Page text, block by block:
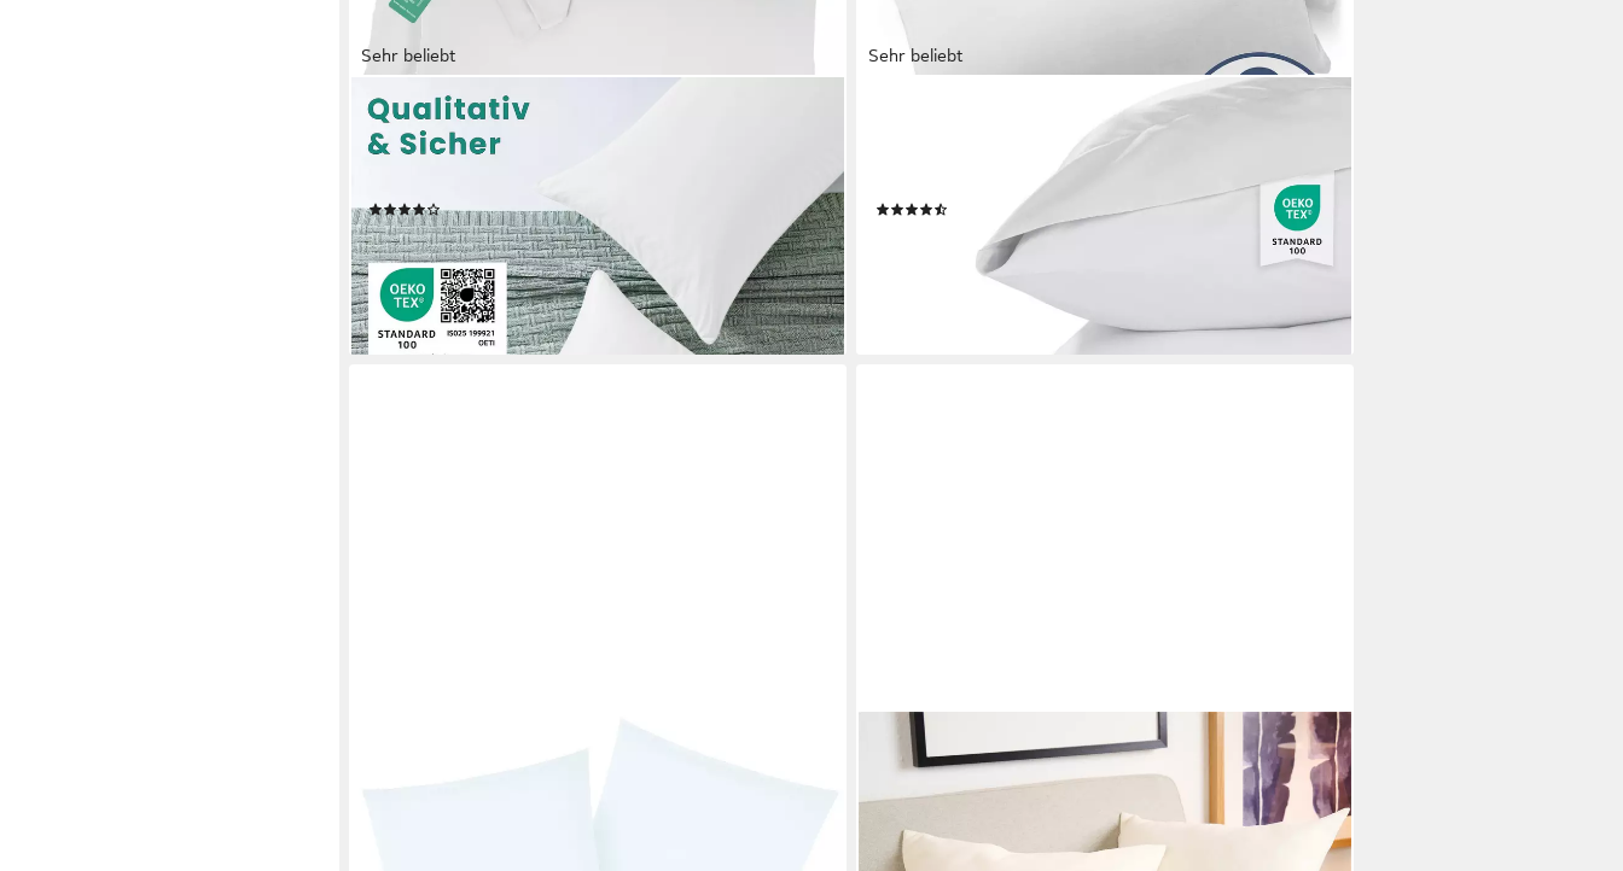
Sehr beliebt
LIVESSA
Kissenbezug 2er Set Kissenbezug Kissenhülle Baumwolle
Jersey Reißverschluss weich, %100 Baumwolle Jersey
(377)
ab 11,12 € UVP17,95 €
-38%
lieferbar - in 2-3 Werktagen bei dir
+9
Sehr beliebt
Kissenbezüge aus gebürstetem Mikrofaser-Gewebe -
Oeko-TEX zert. Kissenbezüge, (2 Stück), mit
Reißverschluss oder Verschlusslasche
11,99 €
lieferbar - in 2-3 Werktagen bei dir